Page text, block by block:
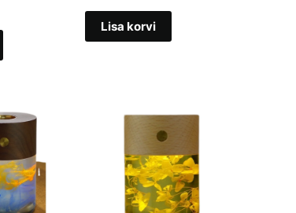
Lisa korvi